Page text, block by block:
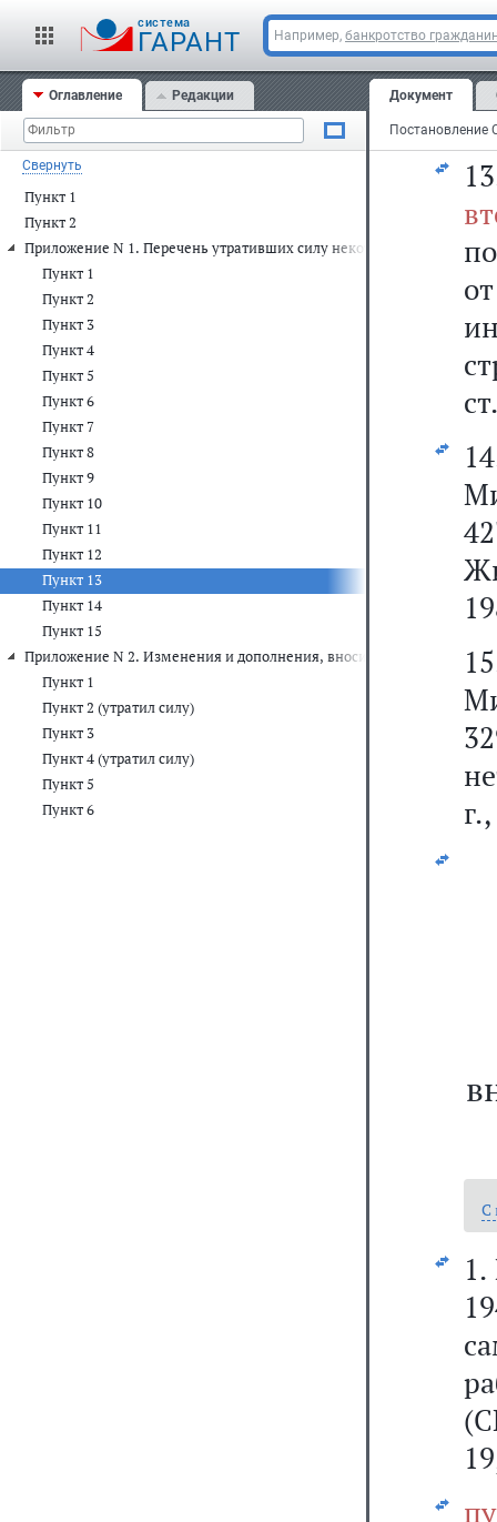
cистема
ГАРАНТ Например, банкротство
Оглавление Редакции
Свернуть
Пункт 1
Пункт 2
Приложение N 1. Перечень утративших силу некоторых решений
Пункт 1
Пункт 2
Пункт 3
Пункт 4
Пункт 5
Пункт 6
Пункт 7
Пункт 8
Пункт 9
Пункт 10
Пункт 11
Пункт 12
Пункт 13
Пункт 14
Пункт 15
Приложение N 2. Изменения и дополнения, вносимые в решения
Пункт 1
Пункт 2 (утратил силу)
Пункт 3
Пункт 4 (утратил силу)
Пункт 5
Пункт 6
Документ
С